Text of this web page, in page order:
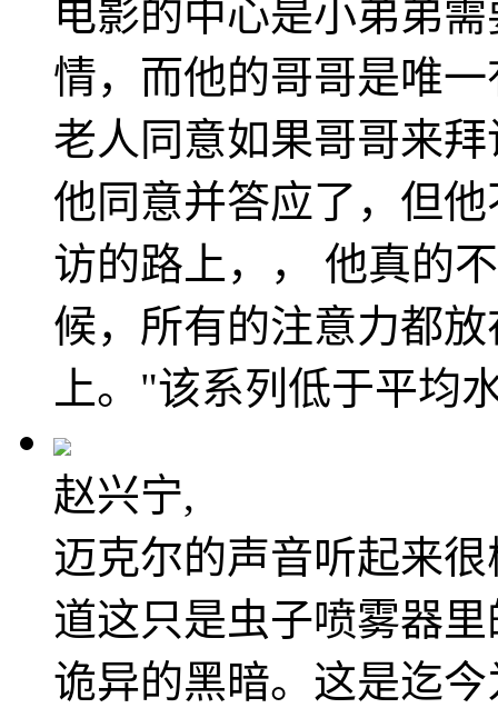
电影的中心是小弟弟
情，而他的哥哥是唯
老人同意如果哥哥来
他同意并答应了，但
访的路上，， 他真的
候，所有的注意力都
上。"该系列低于平均
赵兴宁,
迈克尔的声音听起来
道这只是虫子喷雾器
诡异的黑暗。这是迄